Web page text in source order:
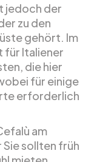
jedoch der
zu den
gehört. Im
für Italiener
die hier
für einige
erforderlich
am
sollten früh